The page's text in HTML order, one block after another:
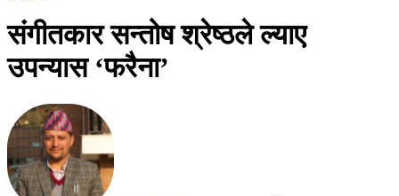
संगीतकार सन्तोष श्रेष्ठले ल्याए
उपन्यास ‘फरैना’